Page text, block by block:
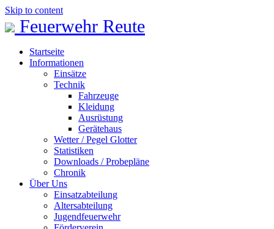
Skip to content
Feuerwehr Reute
Startseite
Informationen
Einsätze
Technik
Fahrzeuge
Kleidung
Ausrüstung
Gerätehaus
Wetter / Pegel Glotter
Statistiken
Downloads / Probepläne
Chronik
Über Uns
Einsatzabteilung
Altersabteilung
Jugendfeuerwehr